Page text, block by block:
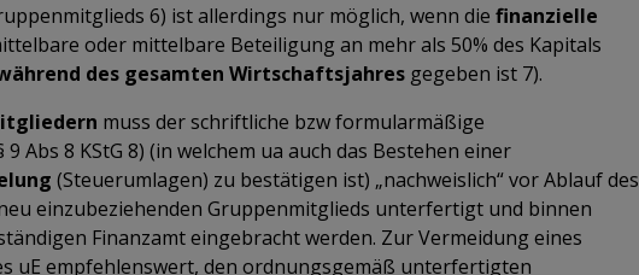
6) ist allerdings nur möglich, wenn die finanzielle
oder mittelbare Beteiligung an mehr als 50% des Kapitals
des gesamten Wirtschaftsjahres gegeben ist 7).
muss der schriftliche bzw formularmäßige
9 Abs 8 KStG 8) (in welchem ua auch das Bestehen einer
(Steuerumlagen) zu bestätigen ist) „nachweislich“ vor Ablauf des
einzubeziehenden Gruppenmitglieds unterfertigt und binnen
Finanzamt eingebracht werden. Zur Vermeidung eines
uE empfehlenswert, den ordnungsgemäß unterfertigten